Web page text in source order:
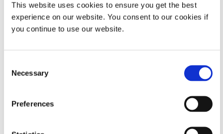
This website uses cookies to ensure you get the best
experience on our website. You consent to our cookies if
you continue to use our website.
Selection
Necessary
Preferences
ADAS, Kameramodulen und verwandten
Elektronikanwendungen hochmoderne Produkt-,
Automatisierungs- und Montagelösungen zu bieten und
„Unsere Beziehung zu EAP wird uns dabei helfen, unsere
Elektronikindustrie auszudehnen, die möglicherweise
nichts von Dymax‘ 40-jähriger Erfahrung in der
Beschichtungen sowie Lichthärtungsgeräte wissen“,